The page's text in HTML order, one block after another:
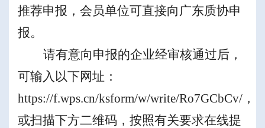
推荐申报， 会员单位可直接向广东质协申
报。
请有意向申报的企业经审核通过后，
可输入以下网址：
https://f.wps.cn/ksform/w/write/Ro7GCbCv/ ，
或扫描下方二维码，按照有关要求在线提